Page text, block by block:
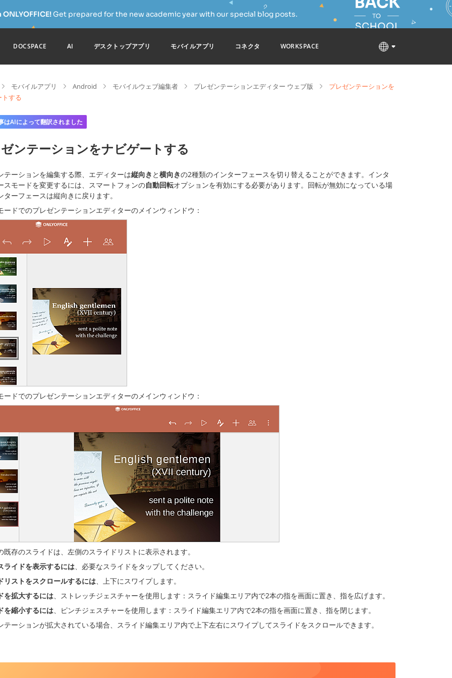
Get prepared for the new academic year with our special blog posts.
DOCSPACE AI デスクトップアプリ モバイルアプリ コネクタ WORKSPACE
モバイルアプリ Android モバイルウェブ編集者 プレゼンテーションエディター ウェブ版
プレゼンテーションを
する
はAIによって翻訳されました
ンテーションをナビゲートする
テーションを編集する際、エディターは縦向き と横向きの2種類のインターフェースを切り替えることができます。インタ
スモードを変更するには、スマートフォンの自動回転オプションを有効にする必要があります。回転が無効になっている場
ターフェースは縦向きに戻ります。
ードでのプレゼンテーションエディターのメインウィンドウ：
ードでのプレゼンテーションエディターのメインウィンドウ：
既存のスライドは、左側のスライドリストに表示されます。
ライドを表示するには、必要なスライドをタップしてください。
リストをスクロールするには、上下にスワイプします。
を拡大するには、ストレッチジェスチャーを使用します：スライド編集エリア内で2本の指を画面に置き、指を広げます。
を縮小するには、ピンチジェスチャーを使用します：スライド編集エリア内で2本の指を画面に置き、指を閉じます。
テーションが拡大されている場合、スライド編集エリア内で上下左右にスワイプしてスライドをスクロールできます。